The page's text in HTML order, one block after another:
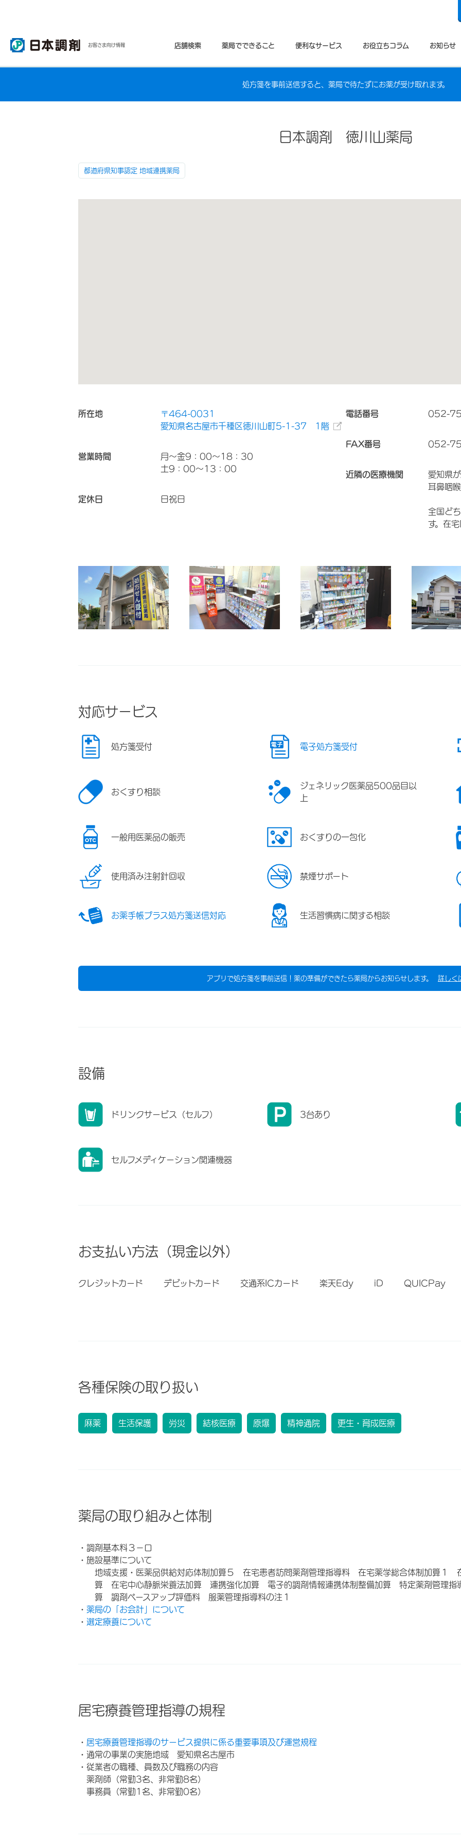
お客さま向け情報 店舗検索 薬局でできること 便利なサービス お役立ちコラム お知らせ
処方箋を事前送信すると、薬局で待たずにお薬が受け取れます。
日本調剤 徳川山薬局
都道府県知事認定 地域連携薬局
所在地
〒464-0031
愛知県名古屋市千種区徳川山町5-1-37 1階
営業時間
月～金9：00～18：30
土9：00～13：00
定休日 日祝日
電話番号 052-
FAX番号 052-
近隣の医療機関
愛知県
耳鼻咽
全国ど
す。在
対応サービス
処方箋受付 電子処方箋受付
おくすり相談
ジェネリック医薬品500品目以
上
一般用医薬品の販売 おくすりの一包化
使用済み注射針回収 禁煙サポート
お薬手帳プラス処方箋送信対応 生活習慣病に関する相談
アプリで処方箋を事前送信！薬の準備ができたら薬局からお知らせします。 詳しく
設備
ドリンクサービス（セルフ） 3台あり
セルフメディケーション関連機器
お支払い方法（現金以外）
クレジットカード デビットカード 交通系ICカード 楽天Edy iD QUICPay
各種保険の取り扱い
麻薬 生活保護 労災 結核医療 原爆 精神通院 更生・育成医療
薬局の取り組みと体制
・調剤基本料３－ロ
・施設基準について
地域支援・医薬品供給対応体制加算５ 在宅患者訪問薬剤管理指導料 在宅薬学総合体制加算１
算 在宅中心静脈栄養法加算 連携強化加算 電子的調剤情報連携体制整備加算 特定薬剤管理指
算 調剤ベースアップ評価料 服薬管理指導料の注１
・ 薬局の「お会計」について
・ 選定療養について
居宅療養管理指導の規程
・ 居宅療養管理指導のサービス提供に係る重要事項及び運営規程
・通常の事業の実施地域 愛知県名古屋市
・従業者の職種、員数及び職務の内容
薬剤師（常勤3名、非常勤8名）
事務員（常勤1名、非常勤0名）